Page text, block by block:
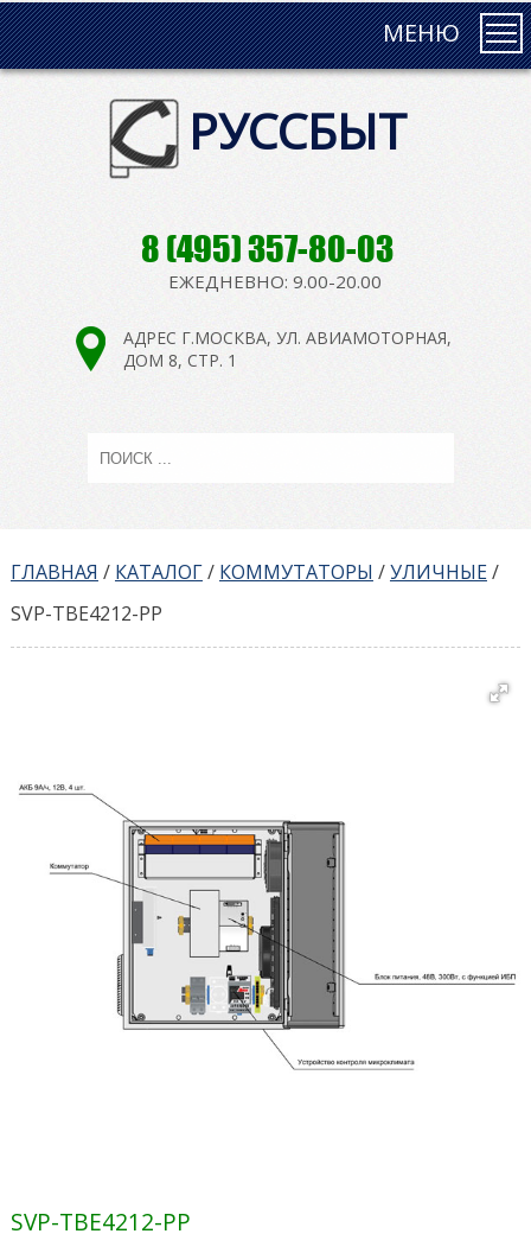
МЕНЮ
РУССБЫТ
8 (495) 357-80-03
ЕЖЕДНЕВНО: 9.00-20.00
АДРЕС Г.МОСКВА, УЛ. АВИАМОТОРНАЯ,
ДОМ 8, СТР. 1
ГЛАВНАЯ / КАТАЛОГ/ КОММУТАТОРЫ /УЛИЧНЫЕ/
SVP-TBE4212-PP
SVP-TBE4212-PP